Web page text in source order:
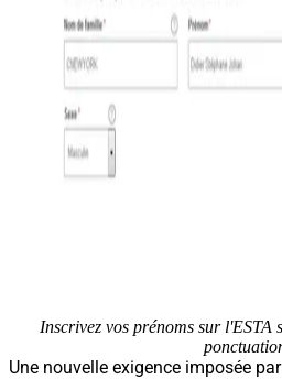
Inscrivez vos prénoms sur l'ESTA
Une nouvelle exigence imposée